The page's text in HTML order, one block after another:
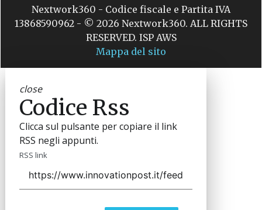
Nextwork360 - Codice fiscale e Partita IVA
13868590962 - © 2026 Nextwork360. ALL RIGHTS
RESERVED. ISP AWS
Mappa del sito
close
Codice Rss
Clicca sul pulsante per copiare il link
RSS negli appunti.
RSS link